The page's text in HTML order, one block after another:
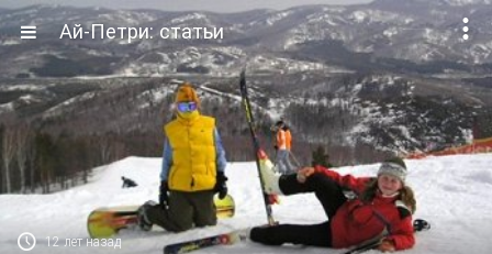

Ай-Петри: статьи
 12 лет назад